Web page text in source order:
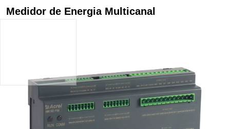
Medidor de Energia Multicanal